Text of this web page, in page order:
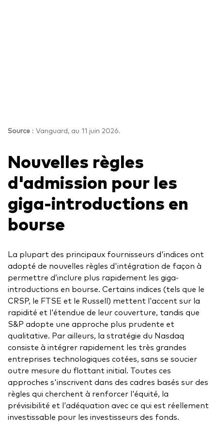
Source : Vanguard, au 11 juin 2026.
Nouvelles règles
d'admission pour les
giga-introductions en
bourse
La plupart des principaux fournisseurs d'indices ont
adopté de nouvelles règles d'intégration de façon à
permettre d’inclure plus rapidement les giga-
introductions en bourse. Certains indices (tels que le
CRSP, le FTSE et le Russell) mettent l'accent sur la
rapidité et l'étendue de leur couverture, tandis que
S&P adopte une approche plus prudente et
qualitative. Par ailleurs, la stratégie du Nasdaq
consiste à intégrer rapidement les très grandes
entreprises technologiques cotées, sans se soucier
outre mesure du flottant initial. Toutes ces
approches s'inscrivent dans des cadres basés sur des
règles qui cherchent à renforcer l'équité, la
prévisibilité et l'adéquation avec ce qui est réellement
investissable pour les investisseurs des fonds.